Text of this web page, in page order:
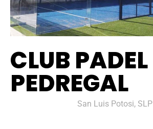
CLUB PADEL
PEDREGAL
San Luis Potosi, SLP